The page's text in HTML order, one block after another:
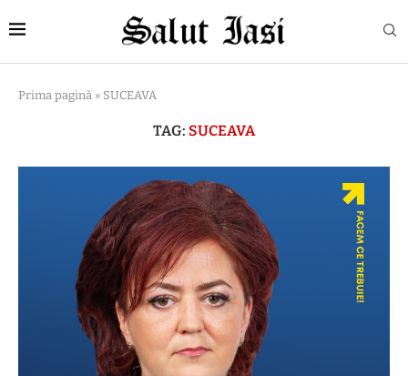
Prima pagină » SUCEAVA
TAG: SUCEAVA